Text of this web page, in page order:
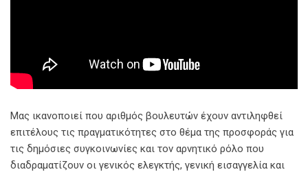
Μας ικανοποιεί που αριθμός βουλευτών έχουν αντιληφθεί
επιτέλους τις πραγματικότητες στο θέμα της προσφοράς για
τις δημόσιες συγκοινωνίες και τον αρνητικό ρόλο που
διαδραματίζουν οι γενικός ελεγκτής, γενική εισαγγελία και